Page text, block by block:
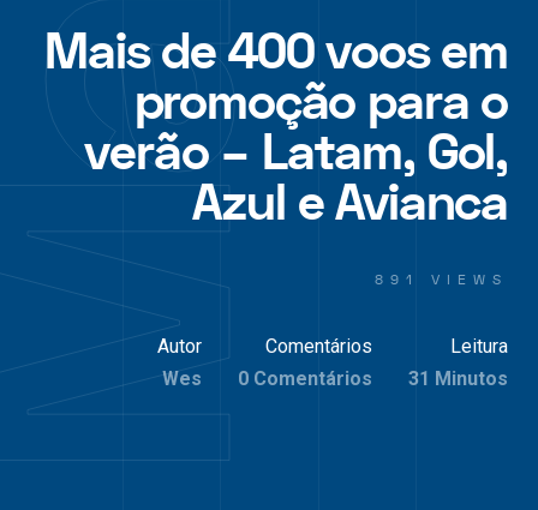
Mais de 400 voos em
promoção para o
verão – Latam, Gol,
Azul e Avianca
891 VIEWS
Autor
Wes
Comentários
0 Comentários
Leitura
31 Minutos